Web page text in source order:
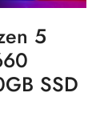
5
SSD